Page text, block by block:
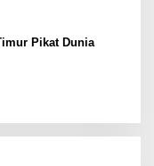
Pikat Dunia